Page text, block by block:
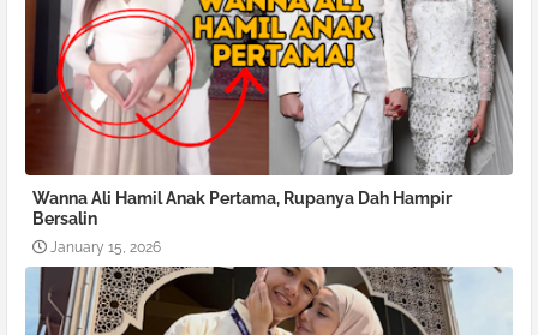
Wanna Ali Hamil Anak Pertama, Rupanya Dah Hampir
Bersalin
January 15, 2026